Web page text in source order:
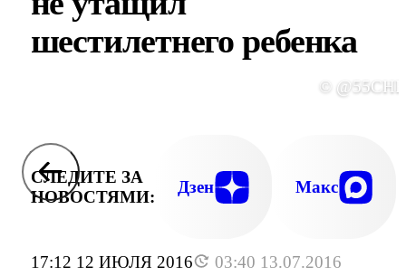
17:12 12 ИЮЛЯ 2016
03:40 13.07.2016
шестилетнего ребенка
©
СЛЕДИТЕ ЗА
НОВОСТЯМИ:
Дзен Макс